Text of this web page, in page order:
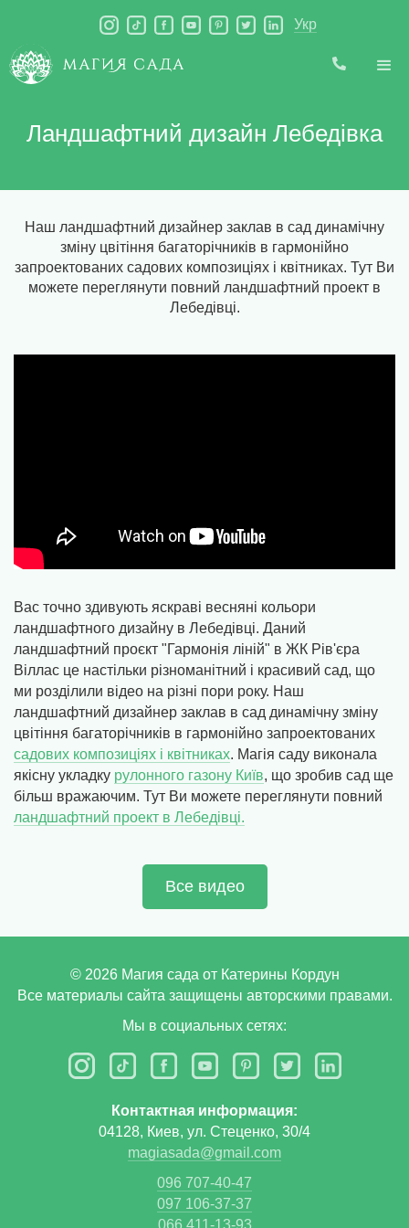
Укр
Ландшафтний дизайн Лебедівка
Наш ландшафтний дизайнер заклав в сад динамічну
зміну цвітіння багаторічників в гармонійно
запроектованих садових композиціях і квітниках. Тут Ви
можете переглянути повний ландшафтний проект в
Лебедівці.
Вас точно здивують яскраві весняні кольори
ландшафтного дизайну в Лебедівці. Даний
ландшафтний проєкт "Гармонія ліній" в ЖК Рів'єра
Віллас це настільки різноманітний і красивий сад, що
ми розділили відео на різні пори року. Наш
ландшафтний дизайнер заклав в сад динамічну зміну
цвітіння багаторічників в гармонійно запроектованих
садових композиціях і квітниках. Магія саду виконала
якісну укладку рулонного газону Київ, що зробив сад ще
більш вражаючим. Тут Ви можете переглянути повний
ландшафтний проект в Лебедівці.
Все видео
© 2026Магия сада от Катерины Кордун
Все материалы сайта защищены авторскими правами.
Мы в социальных сетях:
Контактная информация:
04128, Киев, ул. Стеценко, 30/4
magiasada@gmail.com
096 707-40-47
097 106-37-37
066 411-13-93